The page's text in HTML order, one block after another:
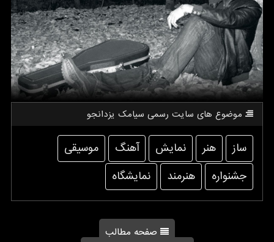
موضوع های سایت رسمی سیامك یزدانجو
ساز هنر نمایش آهنگ
موسیقی
جشنواره
هنرمند نمایشگاه
صفحه مطالب